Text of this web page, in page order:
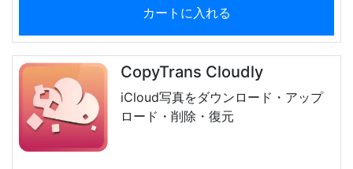
カートに入れる
CopyTrans Cloudly
iCloud写真をダウンロード・アップ
ロード・削除・復元